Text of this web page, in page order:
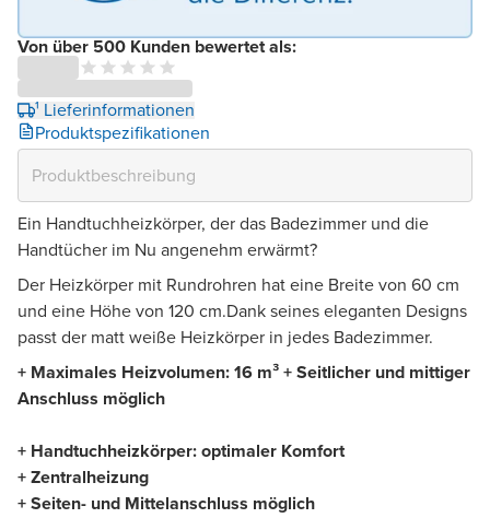
Von über 500 Kunden bewertet als:
¹ Lieferinformationen
Produktspezifikationen
Ein Handtuchheizkörper, der das Badezimmer und die
Handtücher im Nu angenehm erwärmt?
Der Heizkörper mit Rundrohren hat eine Breite von 60 cm
und eine Höhe von 120 cm.Dank seines eleganten Designs
passt der matt weiße Heizkörper in jedes Badezimmer.
+ Maximales Heizvolumen: 16 m³ + Seitlicher und mittiger
Anschluss möglich
+ Handtuchheizkörper: optimaler Komfort
+ Zentralheizung
+ Seiten- und Mittelanschluss möglich